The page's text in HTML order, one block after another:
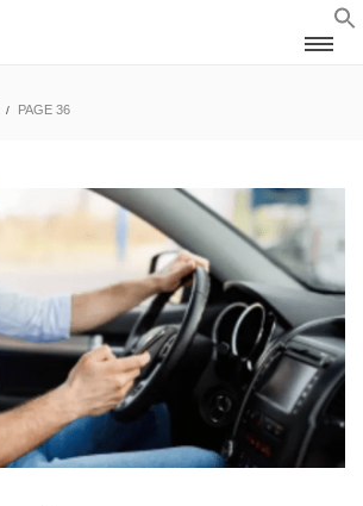
PAGE 36